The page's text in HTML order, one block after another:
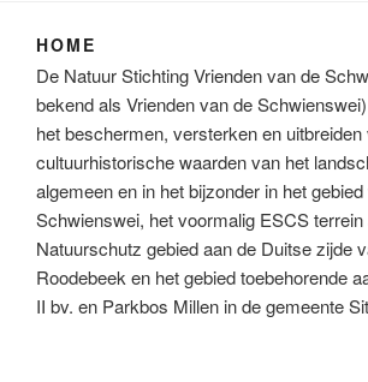
HOME
De Natuur Stichting Vrienden van de
bekend als Vrienden van de
het beschermen, versterken en
cultuurhistorische waarden van het
algemeen en in het bijzonder in het
Schwienswei, het voormalig ESCS
Natuurschutz gebied aan de Duitse zijde
Roodebeek en het gebied toebehorende
II bv. en Parkbos Millen in de gemeente